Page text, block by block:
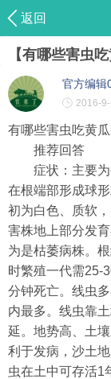
返回
【有哪些害虫
官方编辑
2016-
有哪些害虫吃黄
推荐回答
症状：主要为
在根端部形成球
初为白色、质软
害株地上部分发
为是枯萎病株。
时繁殖一代需25-
分钟死亡。线虫
内最多。线虫靠
延。地势高、土
利于发病，沙土
虫在土中可存活1